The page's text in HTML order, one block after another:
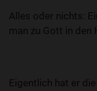
Alles oder nichts:
man zu Gott in den
Eigentlich hat er